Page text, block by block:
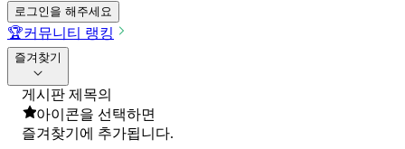
로그인을 해주세요
🏆커뮤니티 랭킹
즐겨찾기
게시판 제목의
아이콘을 선택하면
즐겨찾기에 추가됩니다.